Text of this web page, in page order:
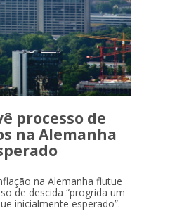
processo de
na Alemanha
na Alemanha flutue
de descida “progrida um
inicialmente esperado”.